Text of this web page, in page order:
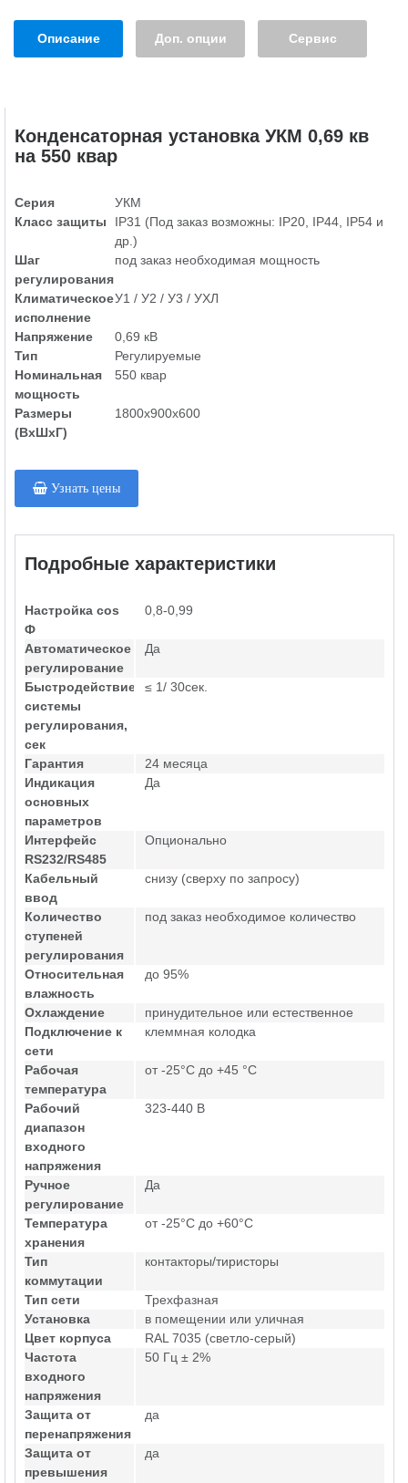
Описание Доп. опции Сервис
Конденсаторная установка УКМ 0,69 кв
на 550 квар
Серия
УКМ
Класс защиты
IP31 (Под заказ возможны: IP20, IP44, IP54 и
др.)
Шаг
регулирования
под заказ необходимая мощность
Климатическое
исполнение
У1 / У2 / У3 / УХЛ
Напряжение
0,69 кВ
Тип
Регулируемые
Номинальная
мощность
550 квар
Размеры
(ВхШхГ)
1800х900х600
Узнать цены
Подробные характеристики
Настройка cos
Ф
0,8-0,99
Автоматическое
регулирование
Да
Быстродействие
системы
регулирования,
сек
≤ 1/ 30сек.
Гарантия
24 месяца
Индикация
основных
параметров
Да
Интерфейс
RS232/RS485
Опционально
Кабельный
ввод
снизу (сверху по запросу)
Количество
ступеней
регулирования
под заказ необходимое количество
Относительная
влажность
до 95%
Охлаждение
принудительное или естественное
Подключение к
сети
клеммная колодка
Рабочая
температура
от -25°C до +45 °C
Рабочий
диапазон
входного
напряжения
323-440 В
Ручное
регулирование
Да
Температура
хранения
от -25°C до +60°C
Тип
коммутации
контакторы/тиристоры
Тип сети
Трехфазная
Установка
в помещении или уличная
Цвет корпуса
RAL 7035 (светло-серый)
Частота
входного
напряжения
50 Гц ± 2%
Защита от
перенапряжения
да
Защита от
превышения
да